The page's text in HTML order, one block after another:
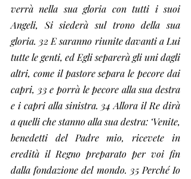
verrà nella sua gloria con tutti i suoi
Angeli, Si siederà sul trono della sua
gloria. 32 E saranno riunite davanti a Lui
tutte le genti, ed Egli separerà gli uni dagli
altri, come il pastore separa le pecore dai
capri, 33 e porrà le pecore alla sua destra
e i capri alla sinistra. 34 Allora il Re dirà
a quelli che stanno alla sua destra: ‘Venite,
benedetti del Padre mio, ricevete in
eredità il Regno preparato per voi fin
dalla fondazione del mondo. 35 Perché Io